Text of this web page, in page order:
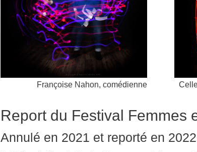
Françoise Nahon, comédienne
Report du Festival Femmes
Annulé en 2021 et reporté en